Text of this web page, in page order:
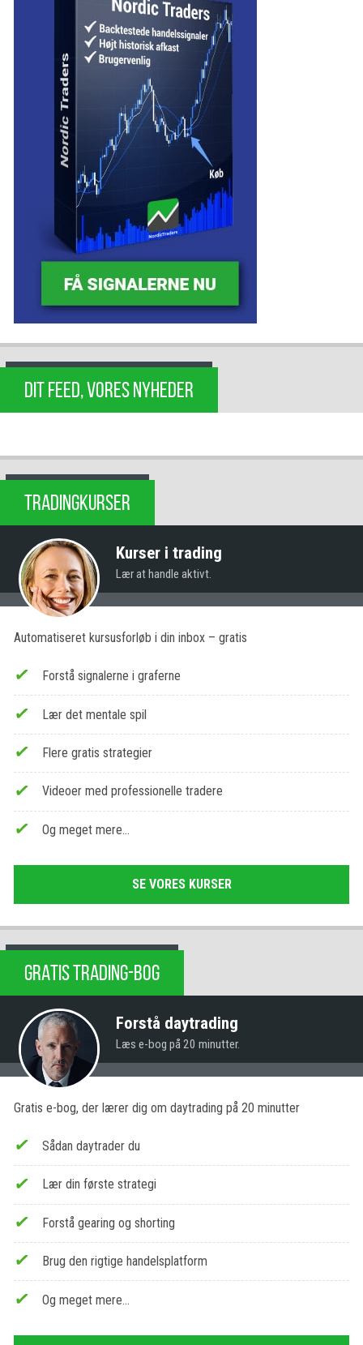
DIT FEED, VORES NYHEDER
TRADINGKURSER
Kurser i trading
Lær at handle aktivt.
Automatiseret kursusforløb i din inbox – gratis
Forstå signalerne i graferne
Lær det mentale spil
Flere gratis strategier
Videoer med professionelle tradere
Og meget mere…
SE VORES KURSER
GRATIS TRADING-BOG
Forstå daytrading
Læs e-bog på 20 minutter.
Gratis e-bog, der lærer dig om daytrading på 20 minutter
Sådan daytrader du
Lær din første strategi
Forstå gearing og shorting
Brug den rigtige handelsplatform
Og meget mere…